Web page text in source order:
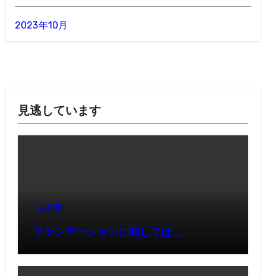
2023年10月
見逃しています
未分類
ファンデーションに関しては…。